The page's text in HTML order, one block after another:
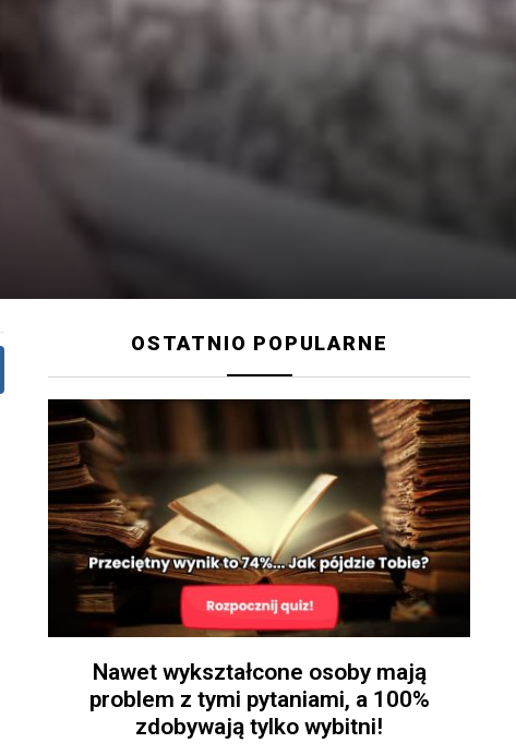
OSTATNIO POPULARNE
Nawet wykształcone osoby mają
problem z tymi pytaniami, a 100%
zdobywają tylko wybitni!